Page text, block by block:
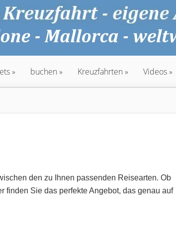
buchen Kreuzfahrten Videos
den zu Ihnen passenden Reisearten. Ob
finden Sie das perfekte Angebot, das genau auf